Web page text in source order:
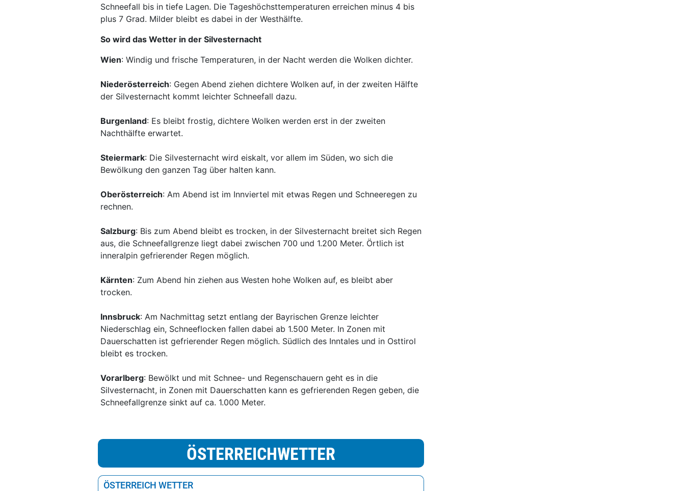
Schneefall bis in tiefe Lagen. Die Tageshöchsttemperaturen erreichen minus 4 bis
plus 7 Grad. Milder bleibt es dabei in der Westhälfte.
So wird das Wetter in der Silvesternacht
Wien: Windig und frische Temperaturen, in der Nacht werden die Wolken dichter.
Niederösterreich: Gegen Abend ziehen dichtere Wolken auf, in der zweiten Hälfte
der Silvesternacht kommt leichter Schneefall dazu.
Burgenland: Es bleibt frostig, dichtere Wolken werden erst in der zweiten
Nachthälfte erwartet.
Steiermark: Die Silvesternacht wird eiskalt, vor allem im Süden, wo sich die
Bewölkung den ganzen Tag über halten kann.
Oberösterreich: Am Abend ist im Innviertel mit etwas Regen und Schneeregen zu
rechnen.
Salzburg: Bis zum Abend bleibt es trocken, in der Silvesternacht breitet sich Regen
aus, die Schneefallgrenze liegt dabei zwischen 700 und 1.200 Meter. Örtlich ist
inneralpin gefrierender Regen möglich.
Kärnten: Zum Abend hin ziehen aus Westen hohe Wolken auf, es bleibt aber
trocken.
Innsbruck: Am Nachmittag setzt entlang der Bayrischen Grenze leichter
Niederschlag ein, Schneeflocken fallen dabei ab 1.500 Meter. In Zonen mit
Dauerschatten ist gefrierender Regen möglich. Südlich des Inntales und in Osttirol
bleibt es trocken.
Vorarlberg: Bewölkt und mit Schnee- und Regenschauern geht es in die
Silvesternacht, in Zonen mit Dauerschatten kann es gefrierenden Regen geben, die
Schneefallgrenze sinkt auf ca. 1.000 Meter.
ÖSTERREICHWETTER
ÖSTERREICH WETTER